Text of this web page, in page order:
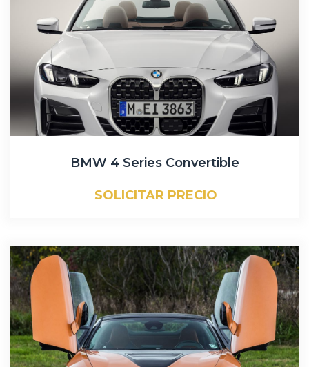
BMW 4 Series Convertible
SOLICITAR PRECIO